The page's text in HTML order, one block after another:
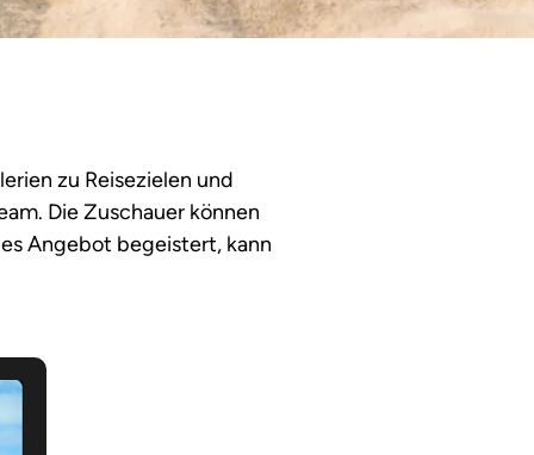
zu Reisezielen und
Die Zuschauer können
Angebot begeistert, kann